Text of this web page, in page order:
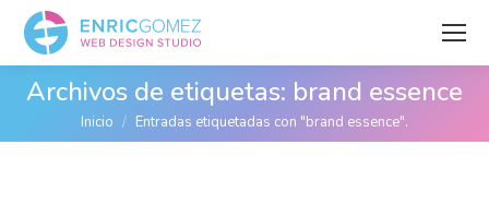
Archivos de etiquetas: brand essence
Estás aquí:
Inicio Entradas etiquetadas con "brand essence".